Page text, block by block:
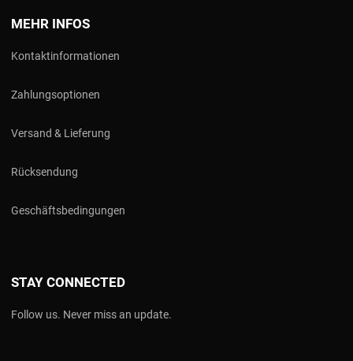
MEHR INFOS
Kontaktinformationen
Zahlungsoptionen
Versand & Lieferung
Rücksendung
Geschäftsbedingungen
STAY CONNECTED
Follow us. Never miss an update.